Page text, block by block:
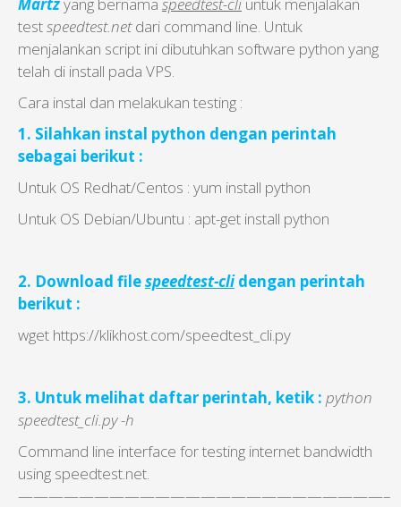
testspeedtest.netdari command line. Untuk
menjalankan script ini dibutuhkan software python yang
telah di install pada VPS.
Cara instal dan melakukan testing :
1. Silahkan instal python dengan perintah
sebagai berikut :
Untuk OS Redhat/Centos : yum install python
Untuk OS Debian/Ubuntu : apt-get install python
2. Download filespeedtest-clidengan perintah
berikut :
wget https://klikhost.com/speedtest_cli.py
3. Untuk melihat daftar perintah, ketik : python
speedtest_cli.py -h
Command line interface for testing internet bandwidth
using speedtest.net.
————————————————————————–